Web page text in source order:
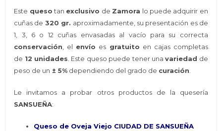
Este quesotan exclusivo de Zamora lo puede adquirir en
cuñas de 320 gr. aproximadamente, su presentación es de
1, 3, 6 o 12 cuñas envasadas al vacío para su correcta
conservación, el envío es gratuito en cajas completas
de 12 unidades. Este queso puede tener unavariedad de
peso de un ± 5% dependiendo del grado de curación.
Le invitamos a probar otros productos de la quesería
SANSUEÑA:
Queso de Oveja Viejo CIUDAD DE SANSUEÑA